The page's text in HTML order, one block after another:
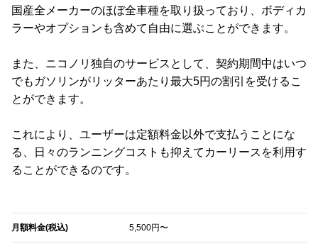
国産全メーカーのほぼ全車種を取り扱っており、ボディカ
ラーやオプションも含めて自由に選ぶことができます。
また、ニコノリ独自のサービスとして、契約期間中はいつ
でもガソリンがリッターあたり最大5円の割引を受けるこ
とができます。
これにより、ユーザーは定額料金以外で支払うことにな
る、日々のランニングコストも抑えてカーリースを利用す
ることができるのです。
月額料金(税込) 5,500円〜